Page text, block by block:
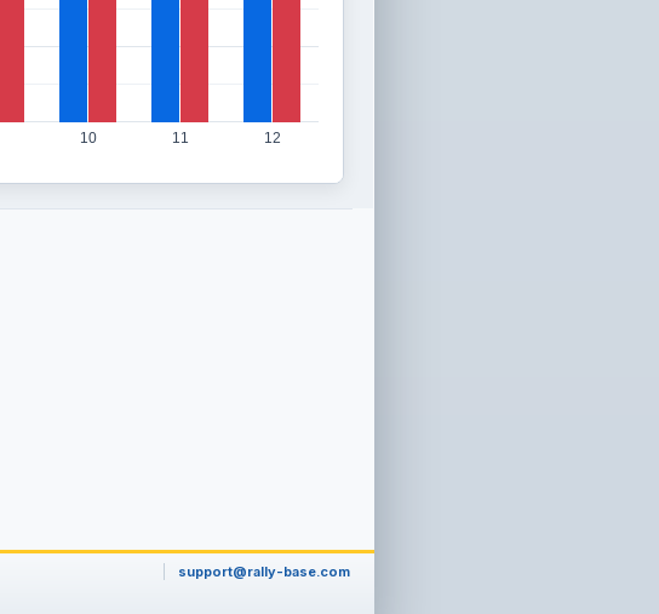
10 11 12
support@rally-base.com